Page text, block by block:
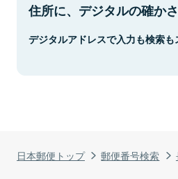
日本郵便トップ 郵便番号検索
住所に、デジタルの確かさ
デジタルアドレスで入力も検索も